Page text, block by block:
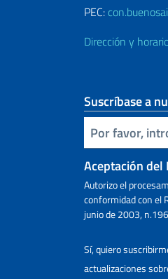
PEC:
Dirección y
Suscríbase a
Inserta tu correo electronico
Aceptación del
Autorizo ​​el
conformidad con el
junio de 2003, n.196
Sí, quiero
actualizaciones